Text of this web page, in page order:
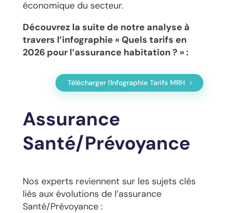
économique du secteur.
Découvrez la suite de notre analyse à
travers l’infographie « Quels tarifs en
2026 pour l’assurance habitation ? » :
Télécharger l'Infographie Tarifs MRH
Assurance
Santé/Prévoyance
Nos experts reviennent sur les sujets clés
liés aux évolutions de l’assurance
Santé/Prévoyance :